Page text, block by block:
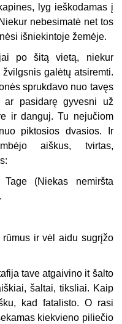
lyg ieškodamas į
nebesimatė net tos
išniekintoje žemėje.
po šitą vietą, niekur
galėtų atsiremti.
sprukdavo nuo tavęs
ar pasidarę gyvesni už
ir danguj. Tu nejučiom
piktosios dvasios. Ir
aiškus, tvirtas,
(Niekas nemiršta
ir vėl aidu sugrįžo
tave atgaivino it šalto
šaltai, tiksliai. Kaip
kad fatalisto. O rasi
kiekvieno piliečio